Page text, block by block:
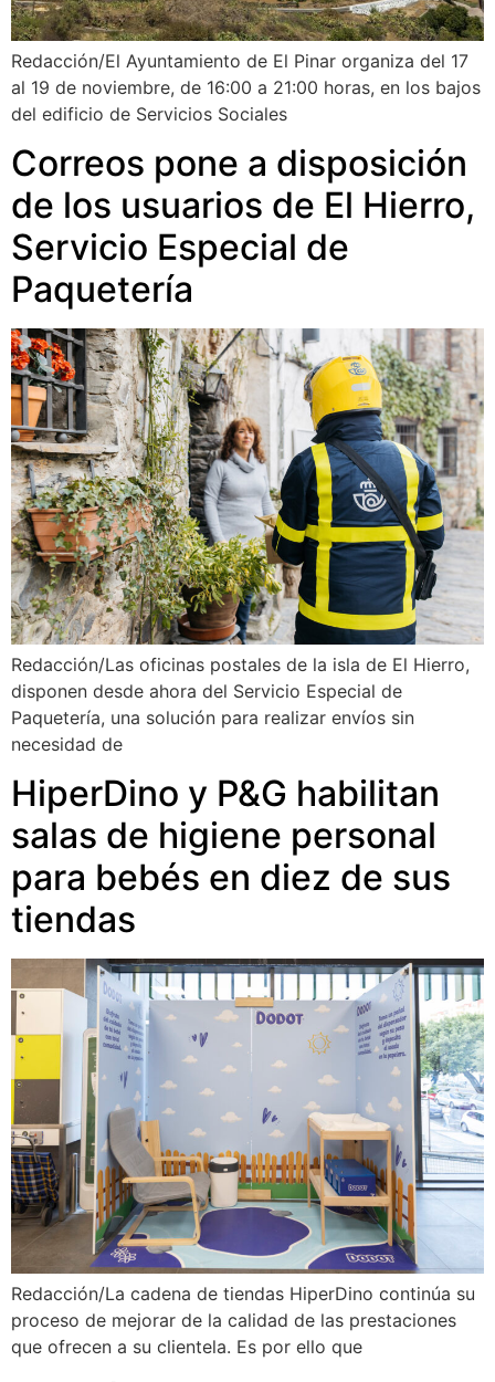
Redacción/El Ayuntamiento de El Pinar organiza del 17
al 19 de noviembre, de 16:00 a 21:00 horas, en los bajos
del edificio de Servicios Sociales
Correos pone a disposición
de los usuarios de El Hierro,
Servicio Especial de
Paquetería
Redacción/Las oficinas postales de la isla de El Hierro,
disponen desde ahora del Servicio Especial de
Paquetería, una solución para realizar envíos sin
necesidad de
HiperDino y P&G habilitan
salas de higiene personal
para bebés en diez de sus
tiendas
Redacción/La cadena de tiendas HiperDino continúa su
proceso de mejorar de la calidad de las prestaciones
que ofrecen a su clientela. Es por ello que